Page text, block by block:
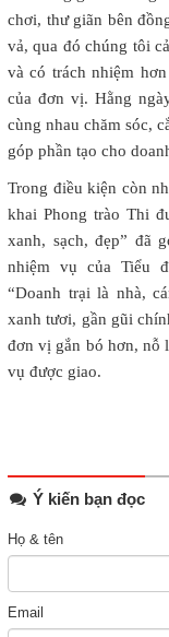
chơi, thư giãn bên
vả, qua đó chúng tôi
và có trách nhiệm
của đơn vị. Hằng
cùng nhau chăm sóc,
góp phần tạo cho
Trong điều kiện còn
khai Phong trào Thi
xanh, sạch, đẹp” đã
nhiệm vụ của Tiểu
“Doanh trại là nhà,
xanh tươi, gần gũi
đơn vị gắn bó hơn, nỗ
vụ được giao.
Ý kiến bạn đọc
Họ & tên
Email